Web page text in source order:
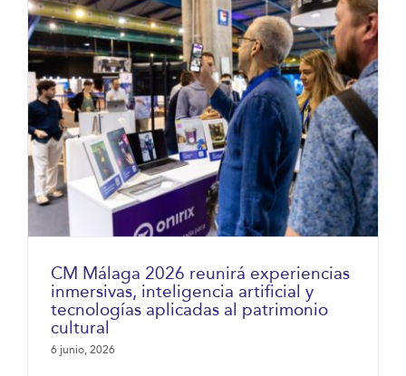
CM Málaga 2026 reunirá experiencias
inmersivas, inteligencia artificial y
tecnologías aplicadas al patrimonio
cultural
6 junio, 2026